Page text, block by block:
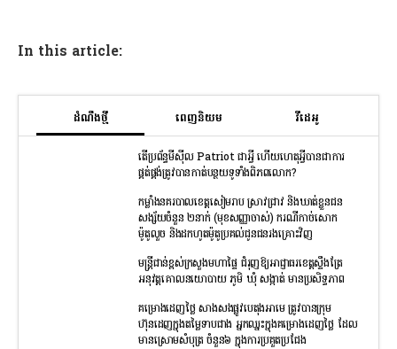
In this article:
ដំណឹងថ្មី ពេញនិយម វីដេអូ
តើប្រព័ន្ធមីស៊ីល Patriot ជាអ្វី ហើយហេតុអ្វីបានជាការ
ផ្គត់ផ្គង់ត្រូវបានកាត់បន្ថយទូទាំងពិភពលោក?
កម្លាំងនគរបាលខេត្តសៀមរាប ស្រាវជ្រាវ និងឃាត់ខ្លួនជន
សង្ស័យចំនួន ២នាក់ (មុខសញ្ញាចាស់) ករណីកាច់សោក
ម៉ូតូលួច និងដកហូតម៉ូតូប្រគល់ជូនជនរងគ្រោះវិញ
មន្រ្តីជាន់ខ្ពស់ក្រសួងមហាផ្ទៃ ជំរុញឱ្យអាជ្ញាធរខេត្តស្ទឹងត្រែ
អនុវត្តគោលនយោបាយ ភូមិ ឃុំ សង្កាត់ មានប្រសិទ្ធភាព
គម្រោងដេញថ្លៃ សាងសងផ្លូវបេតុងអាមេ ត្រូវបានក្រុម
ហ៊ុនដេញក្នុងតម្លៃទាបជាង អ្នកឈ្នះក្នុងគម្រោងដេញថ្លៃ ដែល
មានស្រោមសំបុត្រ ចំនួន៦ ក្នុងការប្រគួតប្រជែង